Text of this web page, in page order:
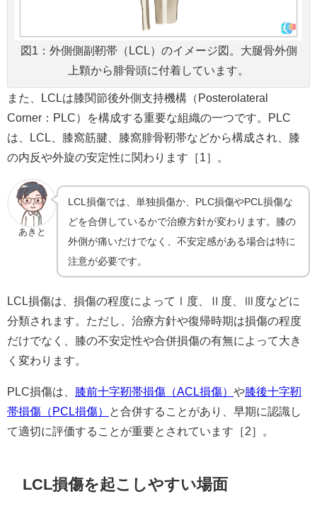
図1：外側側副靭帯（LCL）のイメージ図。大腿骨外側
上顆から腓骨頭に付着しています。
また、LCLは膝関節後外側支持機構（Posterolateral
Corner：PLC）を構成する重要な組織の一つです。PLC
は、LCL、膝窩筋腱、膝窩腓骨靭帯などから構成され、膝
の内反や外旋の安定性に関わります［1］。
あきと
LCL損傷では、単独損傷か、PLC損傷やPCL損傷な
どを合併しているかで治療方針が変わります。膝の
外側が痛いだけでなく、不安定感がある場合は特に
注意が必要です。
LCL損傷は、損傷の程度によってⅠ度、Ⅱ度、Ⅲ度などに
分類されます。ただし、治療方針や復帰時期は損傷の程度
だけでなく、膝の不安定性や合併損傷の有無によって大き
く変わります。
PLC損傷は、 膝前十字靭帯損傷（ACL損傷） や膝後十字靭
帯損傷（PCL損傷）
と合併することがあり、早期に認識し
て適切に評価することが重要とされています［2］。
LCL損傷を起こしやすい場面